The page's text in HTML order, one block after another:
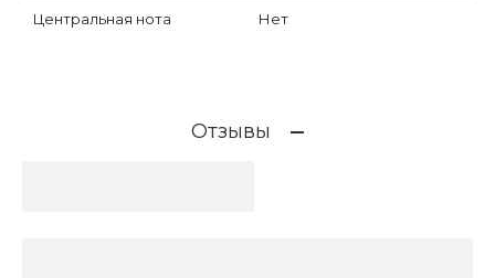
Центральная нота Нет
Отзывы